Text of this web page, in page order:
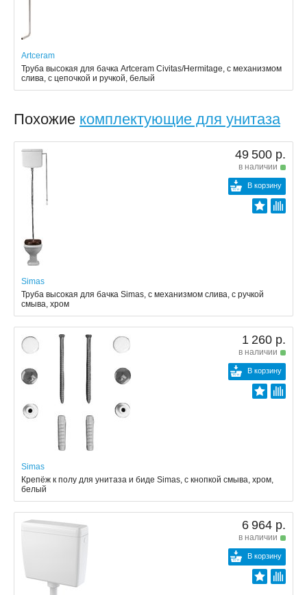
Artceram
Труба высокая для бачка Artceram Civitas/Hermitage, с механизмом
слива, с цепочкой и ручкой, белый
Похожие комплектующие для унитаза
49 500 р.
в наличии
В корзину
Simas
Труба высокая для бачка Simas, с механизмом слива, с ручкой
смыва, хром
1 260 р.
в наличии
В корзину
Simas
Крепёж к полу для унитаза и биде Simas, с кнопкой смыва, хром,
белый
6 964 р.
в наличии
В корзину